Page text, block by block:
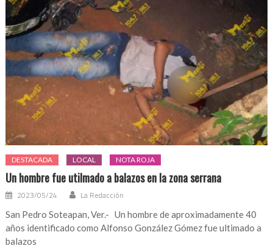
DESTACADA LOCAL NOTA ROJA
Un hombre fue utilmado a balazos en la zona serrana
2023/05/24 La Redacción
San Pedro Soteapan, Ver.- Un hombre de aproximadamente 40
años identificado como Alfonso González Gómez fue ultimado a
balazos